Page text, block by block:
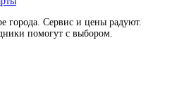
города. Сервис и цены радуют.
помогут с выбором.